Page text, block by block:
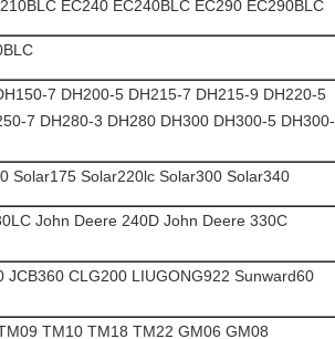
EC240 EC240BLC EC290 EC290BLC
7 DH200-5 DH215-7 DH215-9 DH220-5
7 DH280-3 DH280 DH300 DH300-5 DH300-
Solar175 Solar220lc Solar300 Solar340
John Deere 240D John Deere 330C
JCB360 CLG200 LIUGONG922 Sunward60
TM10 TM18 TM22 GM06 GM08